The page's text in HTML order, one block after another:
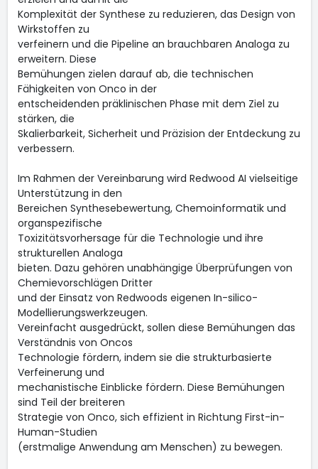
Komplexität der Synthese zu reduzieren, das Design von
Wirkstoffen zu
verfeinern und die Pipeline an brauchbaren Analoga zu
erweitern. Diese
Bemühungen zielen darauf ab, die technischen
Fähigkeiten von Onco in der
entscheidenden präklinischen Phase mit dem Ziel zu
stärken, die
Skalierbarkeit, Sicherheit und Präzision der Entdeckung zu
verbessern.
Im Rahmen der Vereinbarung wird Redwood AI vielseitige
Unterstützung in den
Bereichen Synthesebewertung, Chemoinformatik und
organspezifische
Toxizitätsvorhersage für die Technologie und ihre
strukturellen Analoga
bieten. Dazu gehören unabhängige Überprüfungen von
Chemievorschlägen Dritter
und der Einsatz von Redwoods eigenen In-silico-
Modellierungswerkzeugen.
Vereinfacht ausgedrückt, sollen diese Bemühungen das
Verständnis von Oncos
Technologie fördern, indem sie die strukturbasierte
Verfeinerung und
mechanistische Einblicke fördern. Diese Bemühungen
sind Teil der breiteren
Strategie von Onco, sich effizient in Richtung First-in-
Human-Studien
(erstmalige Anwendung am Menschen) zu bewegen.